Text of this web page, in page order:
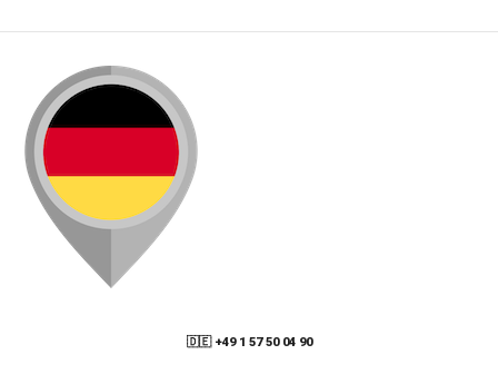
🇩🇪 +49 1 57 50 04 90